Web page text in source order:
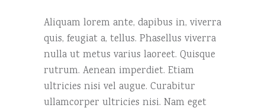
Aliquam lorem ante, dapibus in, viverra
quis, feugiat a, tellus. Phasellus viverra
nulla ut metus varius laoreet. Quisque
rutrum. Aenean imperdiet. Etiam
ultricies nisi vel augue. Curabitur
ullamcorper ultricies nisi. Nam eget